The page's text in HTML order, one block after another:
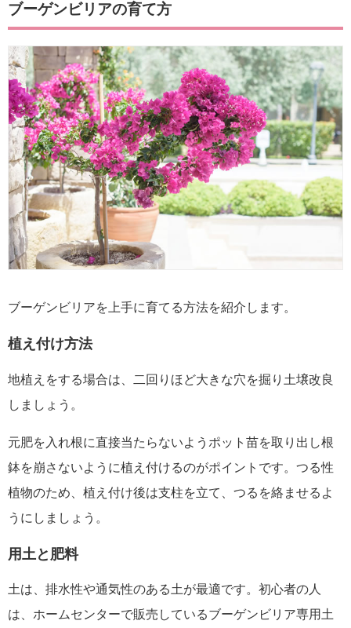
ブーゲンビリアの育て方
ブーゲンビリアを上手に育てる方法を紹介します。
植え付け方法
地植えをする場合は、二回りほど大きな穴を掘り土壌改良
しましょう。
元肥を入れ根に直接当たらないようポット苗を取り出し根
鉢を崩さないように植え付けるのがポイントです。つる性
植物のため、植え付け後は支柱を立て、つるを絡ませるよ
うにしましょう。
用土と肥料
土は、排水性や通気性のある土が最適です。初心者の人
は、ホームセンターで販売しているブーゲンビリア専用土